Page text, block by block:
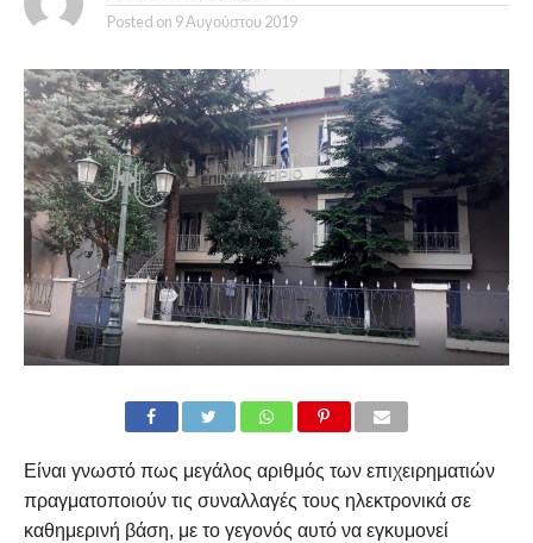
Posted on 9 Αυγούστου 2019
Είναι γνωστό πως μεγάλος αριθμός των επιχειρηματιών
πραγματοποιούν τις συναλλαγές τους ηλεκτρονικά σε
καθημερινή βάση, με το γεγονός αυτό να εγκυμονεί